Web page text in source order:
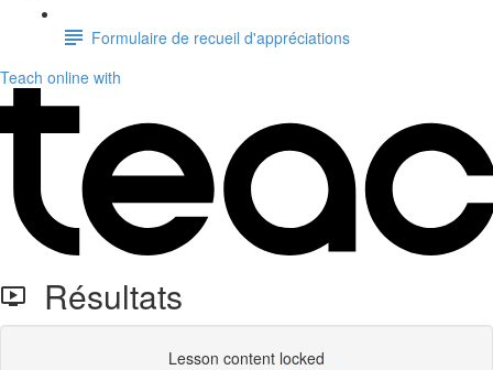
Formulaire de recueil d'appréciations
Teach online with
Résultats
Lesson content locked